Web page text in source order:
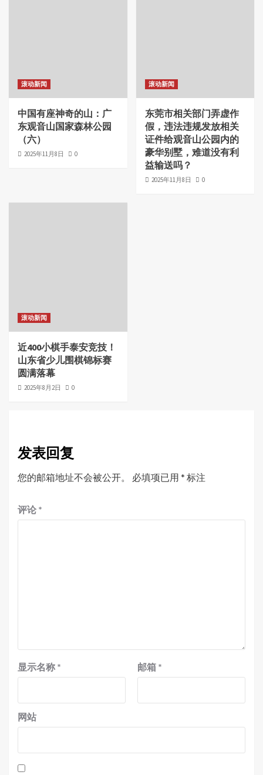
滚动新闻
中国有座神奇的山：广
东观音山国家森林公园
（六）
2025年11月8日 0
滚动新闻
东莞市相关部门弄虚作
假，违法违规发放相关
证件给观音山公园内的
豪华别墅，难道没有利
益输送吗？
2025年11月8日 0
滚动新闻
近400小棋手泰安竞技！
山东省少儿围棋锦标赛
圆满落幕
2025年8月2日 0
发表回复
您的邮箱地址不会被公开。 必填项已用 * 标注
评论 *
显示名称 * 邮箱 *
网站